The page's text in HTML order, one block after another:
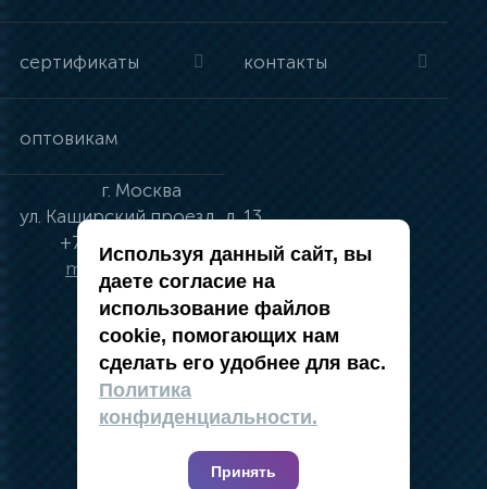
сертификаты контакты
оптовикам
г. Москва
ул. Каширский проезд, д. 13
+7 (495) 134-41-83
moskva@vincci.ru
политика в отношении обработки
персональных данных
публичная оферта
карта сайта
Используя данный сайт, вы
даете согласие на
использование файлов
cookie, помогающих нам
сделать его удобнее для вас.
Политика
конфиденциальности.
Принять